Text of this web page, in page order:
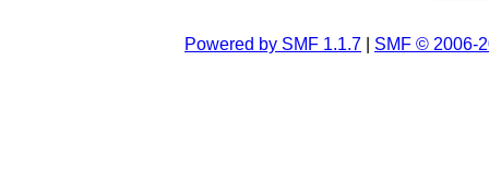
Powered by SMF 1.1.7 SMF © 2006-